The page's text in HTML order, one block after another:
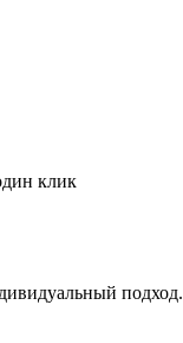
клик
подход.